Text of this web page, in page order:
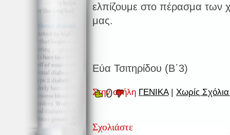
ελπίζουμε στο πέρασμα των
μας.
Εύα Τσιτηρίδου (Β΄3)
Στην στήλη ΓΕΝΙΚΑ | Χωρίς
0
Σχολιάστε